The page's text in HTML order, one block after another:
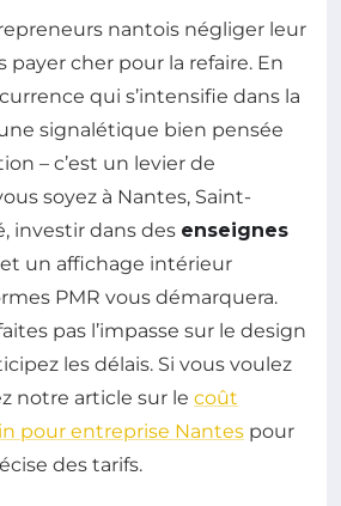
nantois négliger leur
payer cher pour la refaire. En
qui s’intensifie dans la
signalétique bien pensée
– c’est un levier de
soyez à Nantes, Saint-
investir dans des enseignes
et un affichage intérieur
PMR vous démarquera.
pas l’impasse sur le design
les délais. Si vous voulez
notre article sur le coût
pour entreprise Nantes pour
des tarifs.